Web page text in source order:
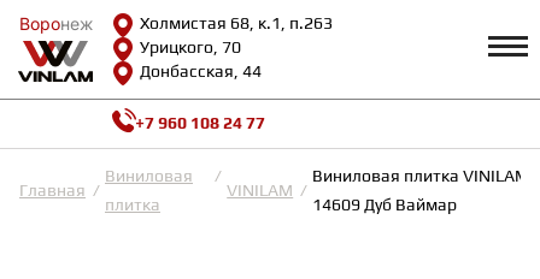
Воронеж
Холмистая 68, к.1, п.263
Урицкого, 70
Донбасская, 44
Воронеж
КАТАЛОГ Профиль
+7 960 108 24 77
Главная
Виниловая
плитка
VINILAM
Виниловая плитка VINILAM
14609 Дуб Ваймар